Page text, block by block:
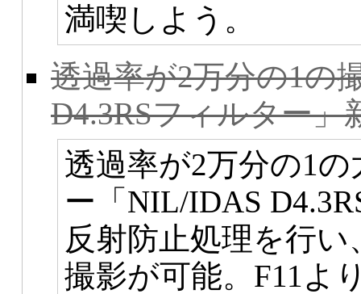
満喫しよう。
透過率が2万分の1の
D4.3RSフィルター」
透過率が2万分の1
ー「NIL/IDAS
反射防止処理を行
撮影が可能。F11よ